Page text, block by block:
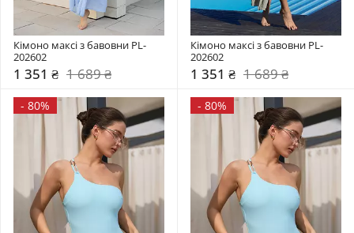
Кімоно максі з бавовни PL-
202602
1 351 ₴ 1 689 ₴
Кімоно максі з бавовни PL-
202602
1 351 ₴ 1 689 ₴
- 80% - 80%